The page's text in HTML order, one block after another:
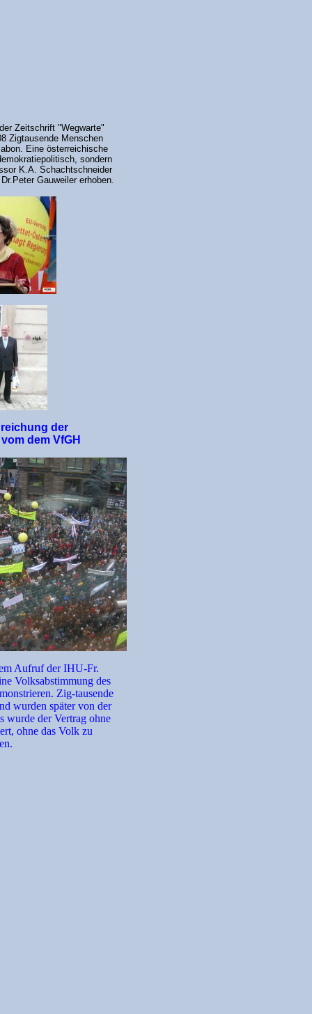
Zeitschrift "Wegwarte"
Zigtausende Menschen
Eine österreichische
sondern
K.A. Schachtschneider
Gauweiler erhoben.
der
dem VfGH
Aufruf der IHU-Fr.
Volksabstimmung des
Zig-tausende
wurden später von der
wurde der Vertrag ohne
ohne das Volk zu